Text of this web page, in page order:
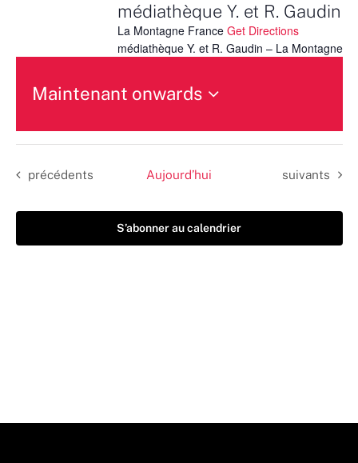
médiathèque Y. et R. Gaudin
La Montagne France Get Directions
médiathèque Y. et R. Gaudin – La Montagne
Maintenant onwards
une
date.
Évènements
précédents Aujourd’hui Évènements
suivants
S’abonner au calendrier